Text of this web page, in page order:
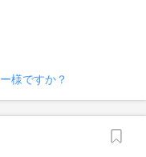
様ですか？